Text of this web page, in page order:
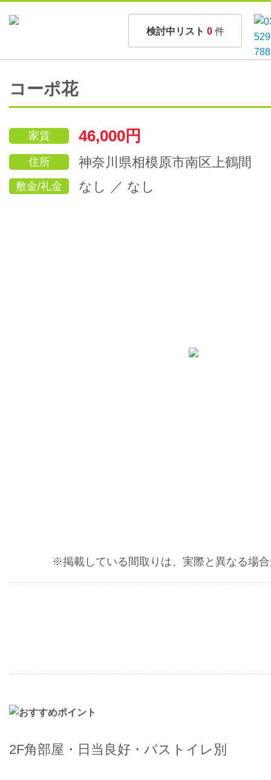
検討中リスト 0 件
コーポ花
家賃 46,000円
住所 神奈川県相模原市南区上鶴間
敷金/礼金 なし ／ なし
※掲載している間取りは、実際と異なる場
2F角部屋・日当良好・バストイレ別